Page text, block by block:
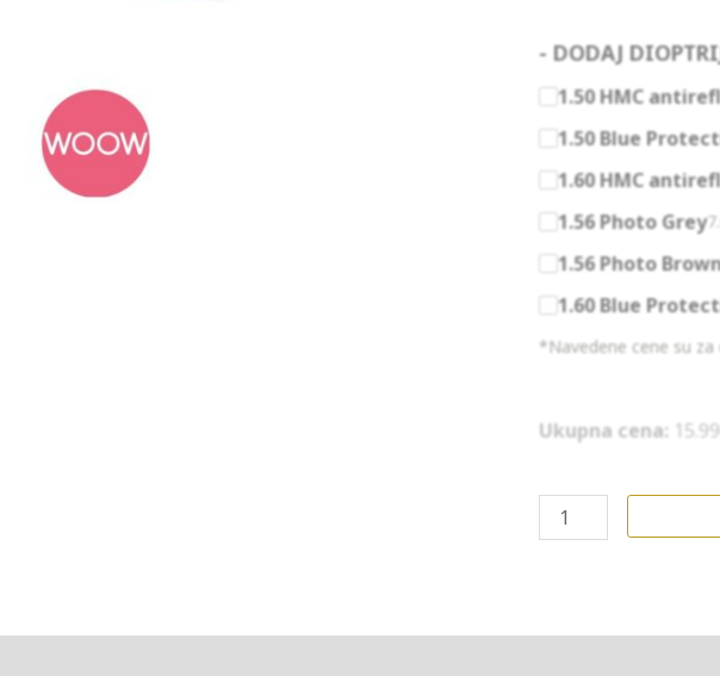
- DODAJ
1.50 HMC
1.50 Blue
1.60 HMC
1.56 Photo Grey
1.56 Photo
1.60 Blue
*Navedene cene su
Ukupna cena: